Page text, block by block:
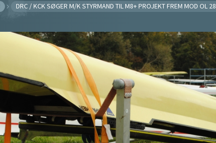
DRC / KCK SØGER M/K STYRMAND TIL M8+ PROJEKT FREM MOD OL 28